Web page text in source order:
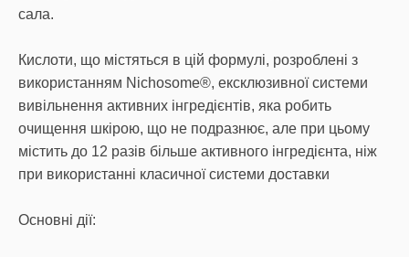
сала.
Кислоти, що містяться в цій формулі, розроблені з
використанням Nichosome®, ексклюзивної системи
вивільнення активних інгредієнтів, яка робить
очищення шкірою, що не подразнює, але при цьому
містить до 12 разів більше активного інгредієнта, ніж
при використанні класичної системи доставки
Основні дії: